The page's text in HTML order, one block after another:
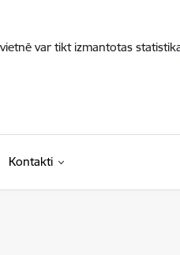
var tikt izmantotas
Kontakti